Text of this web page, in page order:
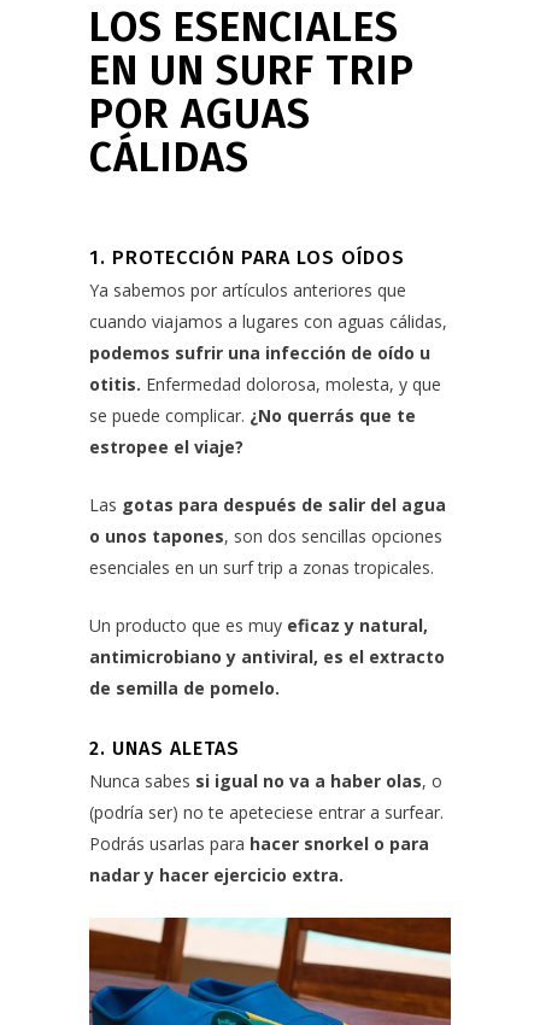
LOS ESENCIALES
EN UN SURF TRIP
POR AGUAS
CÁLIDAS
1. PROTECCIÓN PARA LOS OÍDOS
Ya sabemos por artículos anteriores que
cuando viajamos a lugares con aguas cálidas,
podemos sufrir una infección de oído u
otitis. Enfermedad dolorosa, molesta, y que
se puede complicar. ¿No querrás que te
estropee el viaje?
Las gotas para después de salir del agua
o unos tapones, son dos sencillas opciones
esenciales en un surf trip a zonas tropicales.
Un producto que es muy eficaz y natural,
antimicrobiano y antiviral, es el extracto
de semilla de pomelo.
2. UNAS ALETAS
Nunca sabes si igual no va a haber olas, o
(podría ser) no te apeteciese entrar a surfear.
Podrás usarlas para hacer snorkel o para
nadar y hacer ejercicio extra.